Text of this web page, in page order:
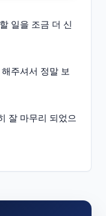
일을 조금 더 신
주셔서 정말 보
잘 마무리 되었으